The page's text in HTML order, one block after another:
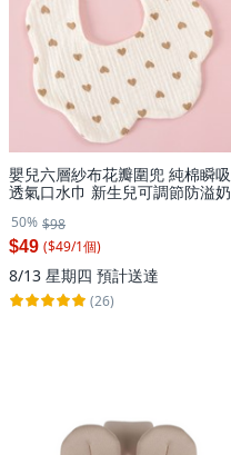
嬰兒六層紗布花瓣圍兜 純棉瞬吸
透氣口水巾 新生兒可調節防溢奶
50% $98
$49 ($49/1個)
8/13 星期四 預計送達
(26)